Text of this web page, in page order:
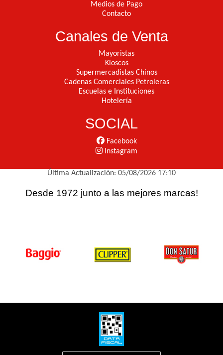
Medios de Pago
Contacto
Canales de Venta
Mayoristas
Kioscos
Supermercadistas Chinos
Cadenas Comerciales Petroleras
Escuelas e Instituciones
Hotelería
SOCIAL
Facebook
Instagram
Última Actualización: 05/08/2026 17:10
Desde 1972 junto a las mejores marcas!